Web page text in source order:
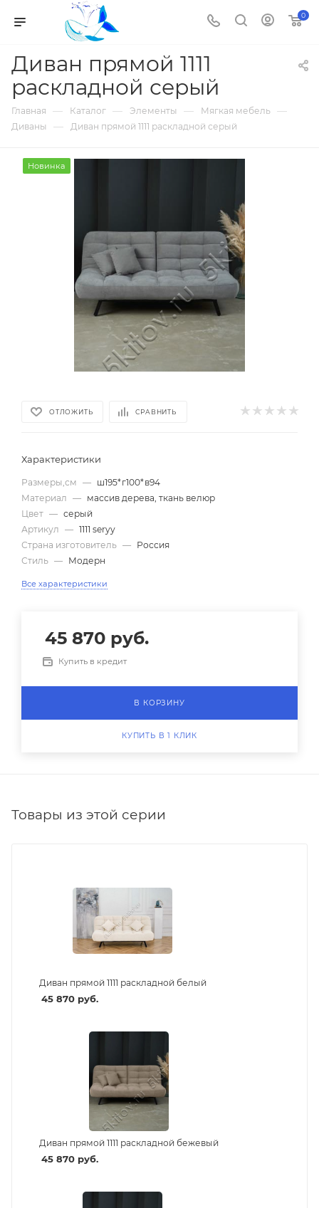
0
Диван прямой 1111
раскладной серый
Главная — Каталог — Элементы — Мягкая мебель —
Диваны — Диван прямой 1111 раскладной серый
Новинка
ОТЛОЖИТЬ СРАВНИТЬ
Характеристики
Размеры,см — ш195*г100*в94
Материал — массив дерева, ткань велюр
Цвет — серый
Артикул — 1111 seryy
Страна изготовитель — Россия
Стиль — Модерн
Все характеристики
45 870 руб.
Купить в кредит
В КОРЗИНУ
КУПИТЬ В 1 КЛИК
Товары из этой серии
Диван прямой 1111 раскладной белый
45 870руб.
Диван прямой 1111 раскладной бежевый
45 870руб.